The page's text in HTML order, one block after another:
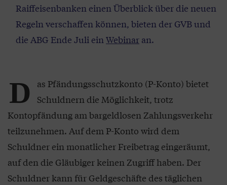
Raiffeisenbanken einen Überblick über die neuen
Regeln verschaffen können, bieten der GVB und
die ABG Ende Juli einWebinar an.
D as Pfändungsschutzkonto (P-Konto) bietet
Schuldnern die Möglichkeit, trotz
Kontopfändung am bargeldlosen Zahlungsverkehr
teilzunehmen. Auf dem P-Konto wird dem
Schuldner ein monatlicher Freibetrag eingeräumt,
auf den die Gläubiger keinen Zugriff haben. Der
Schuldner kann für Geldgeschäfte des täglichen